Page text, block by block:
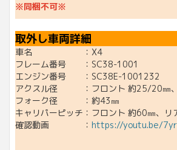
※同梱不可※
取外し車両詳細
車名 ：X4
フレーム番号 ：SC38-1001
エンジン番号 ：SC38E-1001232
アクスル径 ：フロント 約25/20㎜、
フォーク径 ：約43㎜
キャリパーピッチ：フロント 約60㎜、リ
確認動画 ： https://youtu.be/